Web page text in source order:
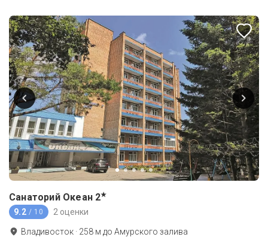
Санаторий Океан 2★
9.2 / 10 2 оценки
Владивосток · 258 м до Амурского залива